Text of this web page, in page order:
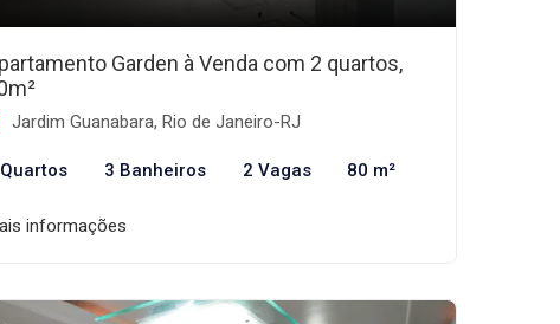
Garden à Venda com 2 quartos,
Jardim Guanabara, Rio de Janeiro-RJ
3 Banheiros 2 Vagas 80 m²
informações